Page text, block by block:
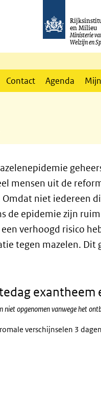
en Milieu
Ministerie
Welzijn en
Contact Agenda
mensen uit de
niet iedereen
de epidemie zijn
verhoogd risico
tegen mazelen.
exantheem
opgenomen vanwege het
verschijnselen 3